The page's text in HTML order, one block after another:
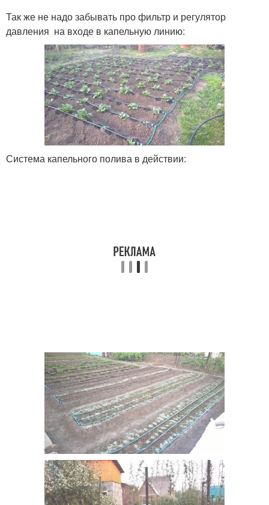
Так же не надо забывать про фильтр и регулятор
давления на входе в капельную линию:
Система капельного полива в действии: